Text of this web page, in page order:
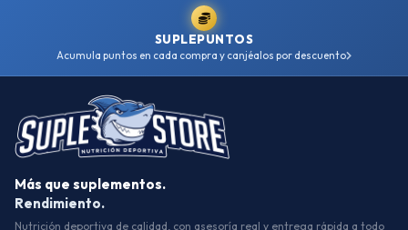
SUPLEPUNTOS
Acumula puntos en cada compra y canjéalos por descuento
Más que suplementos.
Rendimiento.
Nutrición deportiva de calidad, con asesoría real y entrega rápida a todo